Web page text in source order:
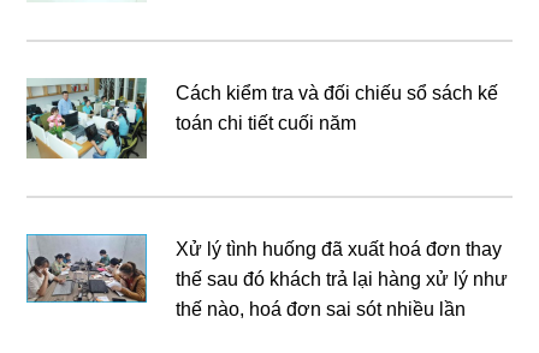
Cách kiểm tra và đối chiếu sổ sách kế
toán chi tiết cuối năm
Xử lý tình huống đã xuất hoá đơn thay
thế sau đó khách trả lại hàng xử lý như
thế nào, hoá đơn sai sót nhiều lần